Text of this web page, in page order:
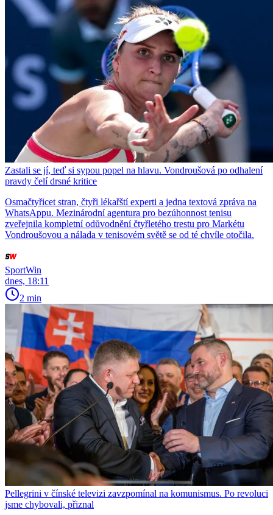
Zastali se jí, teď si sypou popel na hlavu. Vondroušová po odhalení
pravdy čelí drsné kritice
Osmačtyřicet stran, čtyři lékařští experti a jedna textová zpráva na
WhatsAppu. Mezinárodní agentura pro bezúhonnost tenisu
zveřejnila kompletní odůvodnění čtyřletého trestu pro Markétu
Vondroušovou a nálada v tenisovém světě se od té chvíle otočila.
SportWin
dnes, 18:11
2 min
Pellegrini v čínské televizi zavzpomínal na komunismus. Po revoluci
jsme chybovali, přiznal